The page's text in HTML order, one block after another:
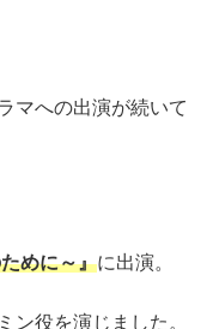
マへの出演が続いて
めに～』に出演。
ン役を演じました。